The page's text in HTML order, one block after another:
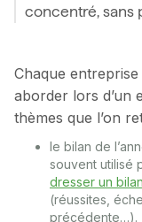
concentré, sans
Chaque
aborder lors d’un
thèmes que l’on
le bilan de
souvent utilisé
dresser un
(réussites,
précédente…).